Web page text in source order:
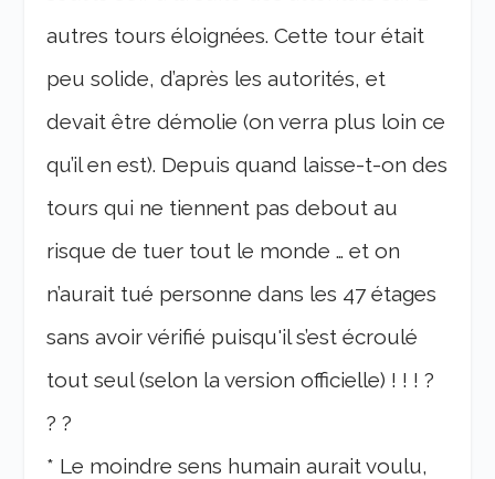
autres tours éloignées. Cette tour était
peu solide, d’après les autorités, et
devait être démolie (on verra plus loin ce
qu’il en est). Depuis quand laisse-t-on des
tours qui ne tiennent pas debout au
risque de tuer tout le monde … et on
n’aurait tué personne dans les 47 étages
sans avoir vérifié puisqu'il s’est écroulé
tout seul (selon la version officielle) ! ! ! ?
? ?
* Le moindre sens humain aurait voulu,